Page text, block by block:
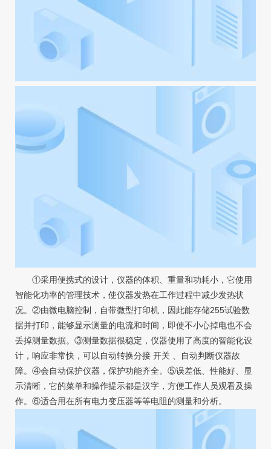
①采用便携式的设计，仪器的体积、重量和功耗小，它使用
智能化功率的管理技术，使仪器发热在工作过程中减少发热状
况。②由微电脑控制，自带微型打印机，因此能存储255试验数
据并打印，能够显示测量的电流和时间，即使不小心掉电也不会
丢掉测量数据。③测量数据很稳定，仪器使用了高度的智能化设
计，响应非常快，可以自动转换分接 开关 、自动判断仪器故
障。④会自动保护仪器，保护功能齐全。⑤误差低、性能好、显
示清晰，它的菜单和操作提示都是汉字，方便工作人员观看及操
作。⑥适合用在所有电力变压器等等电阻的测量和分析。